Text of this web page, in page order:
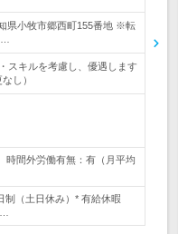
県小牧市郷西町155番地 ※転
スキルを考慮し、優遇します
し）
時間外労働有無：有（月平均
制（土日休み）* 有給休暇